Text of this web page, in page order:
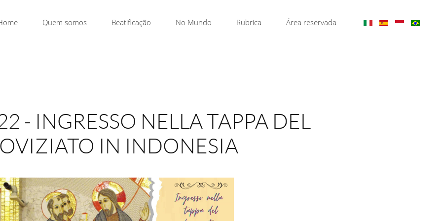
Quem somos Beatificação No Mundo Rubrica Área reservada
- INGRESSO NELLA TAPPA DEL
IN INDONESIA